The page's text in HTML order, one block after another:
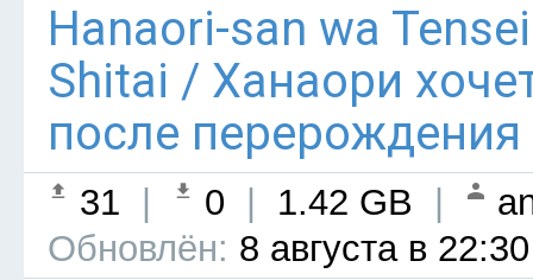
Hanaori-san wa
Shitai / Ханаори
после
31 0 1.42 GB
Обновлён: 8 августа в 22:30